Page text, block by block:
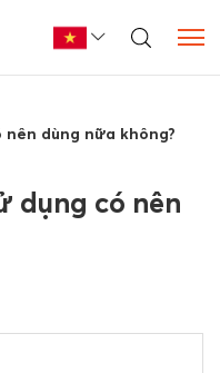
dùng nữa không?
dụng có nên